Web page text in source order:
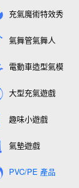
充氣魔術特效秀
氣舞管氣舞人
電動車造型氣模
大型充氣遊戲
趣味小遊戲
氣墊遊戲
PVC/PE 產品